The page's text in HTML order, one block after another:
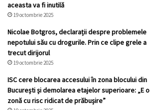
aceasta va fi inutilă
19 octombrie 2025
Nicolae Botgros, declarații despre problemele
nepotului său cu drogurile. Prin ce clipe grele a
trecut dirijorul
19 octombrie 2025
ISC cere blocarea accesului în zona blocului din
București și demolarea etajelor superioare: „E o
zonă cu risc ridicat de prăbușire”